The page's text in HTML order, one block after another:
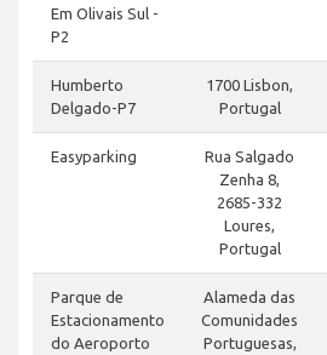
Em Olivais Sul -
P2
Humberto
Delgado-P7
1700 Lisbon,
Portugal
Easyparking
Rua Salgado
Zenha 8,
2685-332
Loures,
Portugal
Parque de
Estacionamento
do Aeroporto
Alameda das
Comunidades
Portuguesas,